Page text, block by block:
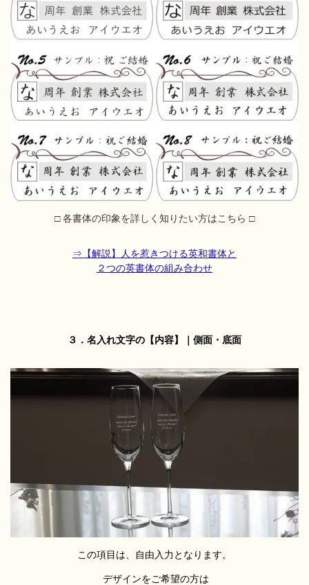
□ 各書体の印象を詳しく知りたい方はこちら □
⇒ 【解説】人を惹きつける英和書体と
２つの英書体の組み合わせ
３．名入れ文字の【内容】｜側面・底面
この項目は、自由入力となります。
デザインをご希望の方は